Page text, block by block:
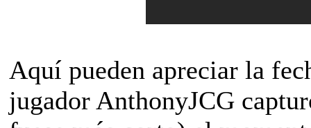
Aquí pueden apreciar la
jugador AnthonyJCG